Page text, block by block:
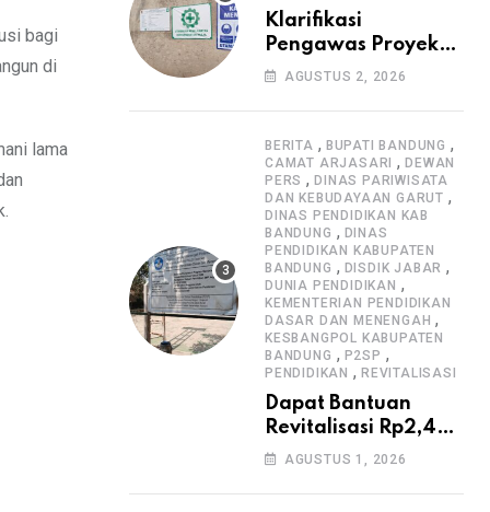
bagi
di
lama
Klarifikasi
Pengawas Proyek
Citiis Terkait
Pengawasan K3
AGUSTUS 2, 2026
BERITA , BUPATI BANDUNG ,
CAMAT ARJASARI ,DEWAN
PERS ,DINAS PARIWISATA
DAN KEBUDAYAAN GARUT ,
DINAS PENDIDIKAN KAB
BANDUNG , DINAS
PENDIDIKAN KABUPATEN
BANDUNG , DISDIK JABAR ,
DUNIA PENDIDIKAN ,
KEMENTERIAN PENDIDIKAN
DASAR DAN MENENGAH ,
KESBANGPOL KABUPATEN
BANDUNG , P2SP ,
PENDIDIKAN , REVITALISASI
Dapat Bantuan
Revitalisasi Rp2,4
Miliar, SMPN 1
Masyarakat Sambut
AGUSTUS 1, 2026